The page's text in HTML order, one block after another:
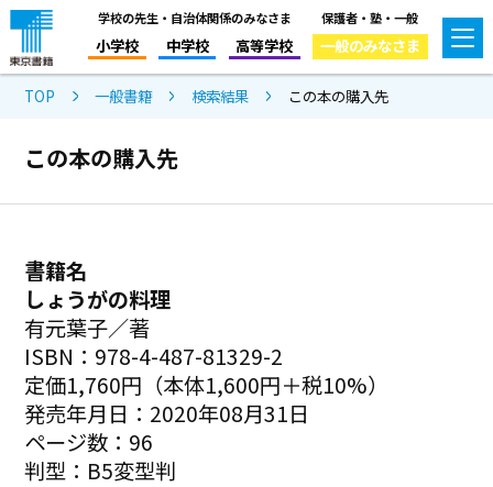
学校の先生・自治体関係のみなさま
小学校 中学校 高等学校
保護者・塾・一般
一般のみなさま
TOP 一般書籍 検索結果 この本の購入先
この本の購入先
書籍名
しょうがの料理
有元葉子／著
ISBN：978-4-487-81329-2
定価1,760円（本体1,600円＋税10%）
発売年月日：2020年08月31日
ページ数：96
判型：B5変型判